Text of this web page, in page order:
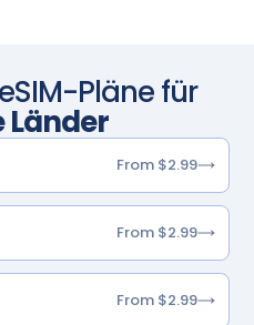
Pläne für
Länder
From $2.99
From $2.99
From $2.99